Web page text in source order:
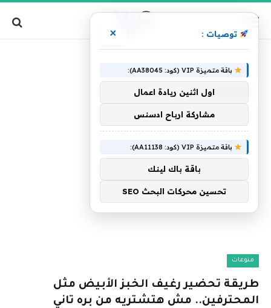
هتشتريه
منوعات
طريقة تحضير رغيف الخبز الأبيض مثل
المحترفين.. مش هتشتريه من بره تاني
توصيات : ×
باقة متميزة VIP (كود: AA38045):
اول اثنين ريادة اعمال
مشاركة ارباح ادسنس
باقة متميزة VIP (كود: AA11138):
باقة باك لينك
تحسين محركات البحث SEO